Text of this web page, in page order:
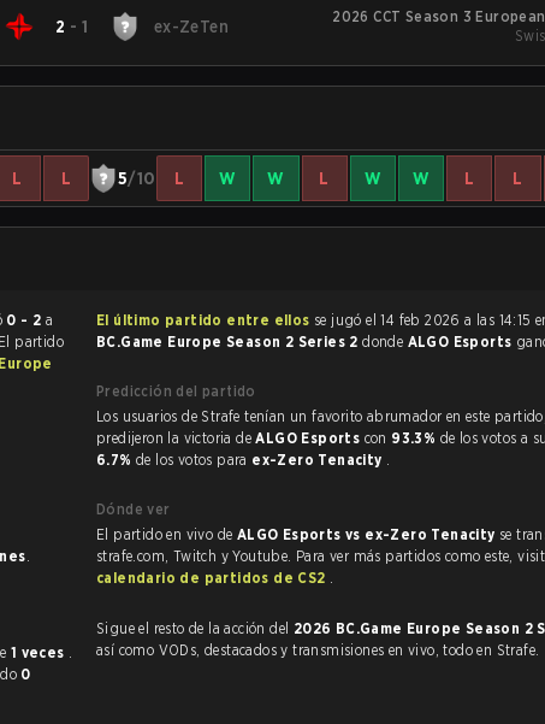
2 - 1 ex-ZeTen
2026 CCT Season 3
L L 5/10 L W W L W W L L
0 - 2
partido
.
1 veces .
0
El último partido entre ellos se jugó el 14 feb 2026 a las 14:15
BC.Game Europe Season 2 Series 2donde ALGO Esports
Predicción del partido
Los usuarios de Strafe tenían un favorito abrumador en este partido, y
predijeron la victoria deALGO Esports con 93.3% de los votos a
6.7% de los votos para ex-Zero Tenacity .
Dónde ver
El partido en vivo de ALGO Esports vs ex-Zero Tenacity se
strafe.com, Twitch y Youtube. Para ver más partidos como este,
calendario de partidos de CS2 .
Sigue el resto de la acción del 2026 BC.Game Europe Season 2
así como VODs, destacados y transmisiones en vivo, todo en Strafe.